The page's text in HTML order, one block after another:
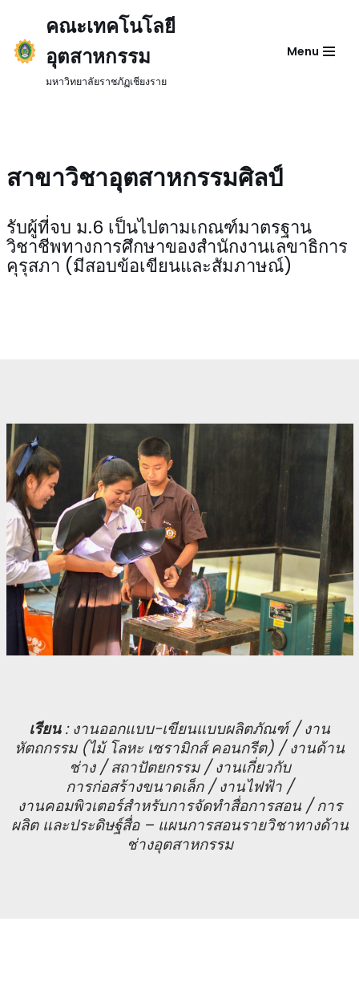
Skip
to
content
คณะเทคโนโลยี
อุตสาหกรรม
มหาวิทยาลัยราชภัฏเชียงราย
Menu
สาขาวิชาอุตสาหกรรมศิลป์
รับผู้ที่จบ ม.6 เป็นไปตามเกณฑ์มาตรฐาน
วิชาชีพทางการศึกษาของสำนักงานเลขาธิการ
คุรุสภา (มีสอบข้อเขียนและสัมภาษณ์)
เรียน: งานออกแบบ-เขียนแบบผลิตภัณฑ์ / งาน
หัตถกรรม (ไม้ โลหะ เซรามิกส์ คอนกรีต) / งานด้าน
ช่าง / สถาปัตยกรรม / งานเกี่ยวกับ
การก่อสร้างขนาดเล็ก / งานไฟฟ้า /
งานคอมพิวเตอร์สำหรับการจัดทำสื่อการสอน / การ
ผลิต และประดิษฐ์สื่อ – แผนการสอนรายวิชาทางด้าน
ช่างอุตสาหกรรม